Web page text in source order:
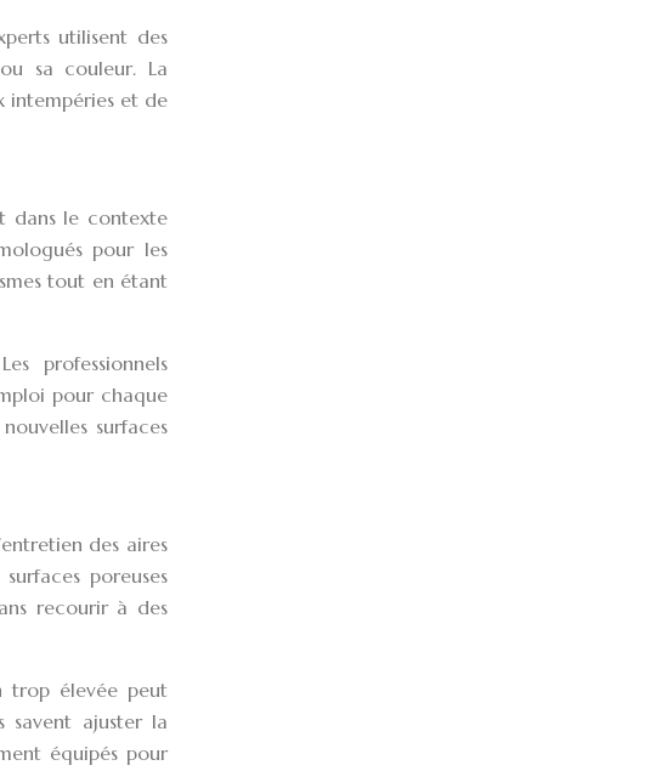
utilisent des
sa couleur. La
intempéries et de
dans le contexte
pour les
tout en étant
professionnels
pour chaque
surfaces
des aires
poreuses
recourir à des
trop élevée peut
savent ajuster la
équipés pour